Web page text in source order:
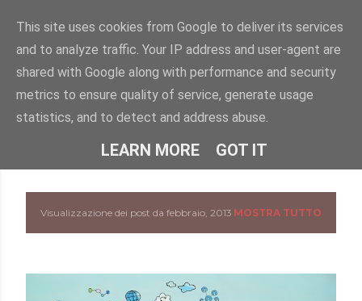
Passa ai contenuti principali
"DISLESSIA? IO TI CONOSCO" -
informazioni, approfondimenti e storie.
PVisualizzazione dei post da febbraio, 2013 MOSTRA TUTTO
This site uses cookies from Google to deliver its services
and to analyze traffic. Your IP address and user-agent are
shared with Google along with performance and security
metrics to ensure quality of service, generate usage
statistics, and to detect and address abuse.
LEARN MORE GOT IT